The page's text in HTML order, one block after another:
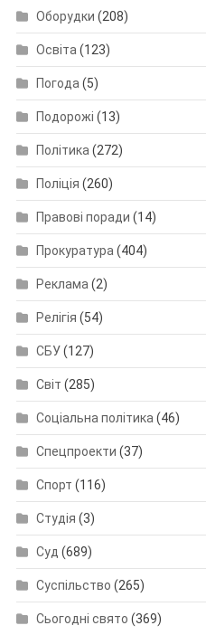
Оборудки (208)
Освіта(123)
Погода(5)
Подорожі (13)
Політика(272)
Поліція (260)
Правові поради (14)
Прокуратура(404)
Реклама(2)
Релігія (54)
СБУ(127)
Світ (285)
Соціальна політика(46)
Спецпроекти (37)
Спорт (116)
Студія (3)
Суд (689)
Суспільство (265)
Сьогодні свято (369)